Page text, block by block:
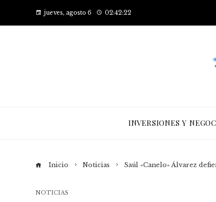
jueves, agosto 6 02:42:22
INVERSIONES Y
Inicio Noticias Saúl «Canelo» Álvarez
NOTICIAS